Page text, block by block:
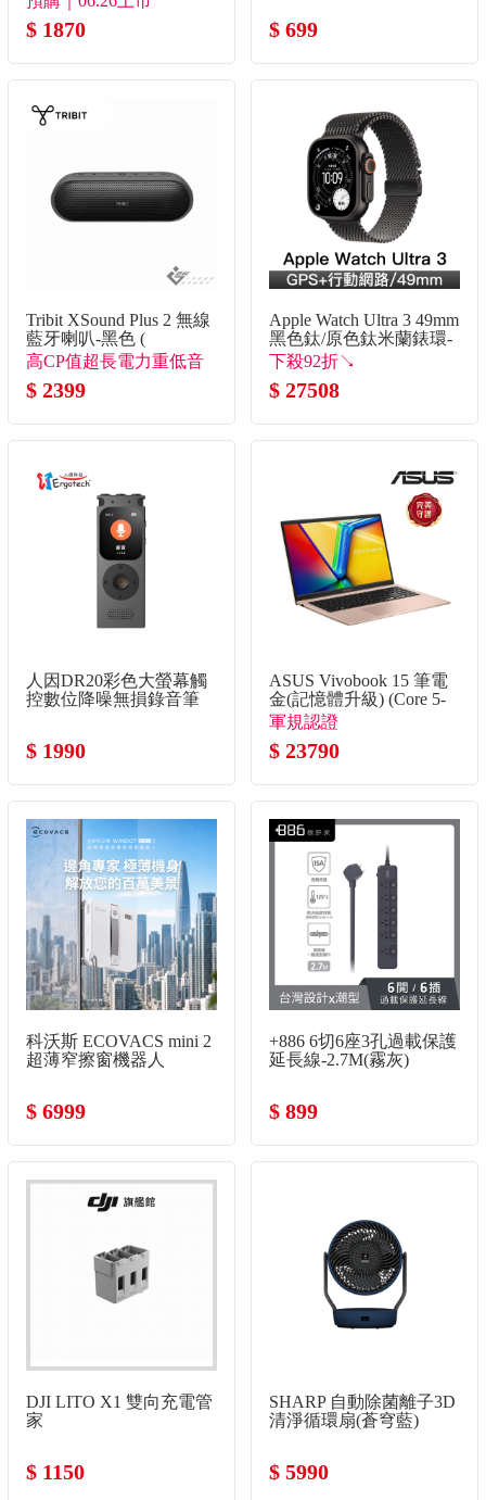
$ 1870 $ 699
Tribit XSound Plus 2 無線
藍牙喇叭-黑色 (
高CP值超長電力重低音
派對喇叭
$ 2399
Apple Watch Ultra 3 49mm
黑色鈦/原色鈦米蘭錶環-
L
下殺92折↘
$ 27508
人因DR20彩色大螢幕觸
控數位降噪無損錄音筆
$ 1990
ASUS Vivobook 15 筆電
金(記憶體升級) (Core 5-
120U/8G+8G/512G
SSD/W11)
軍規認證
$ 23790
科沃斯 ECOVACS mini 2
超薄窄擦窗機器人
$ 6999
+886 6切6座3孔過載保護
延長線-2.7M(霧灰)
$ 899
DJI LITO X1 雙向充電管
家
$ 1150
SHARP 自動除菌離子3D
清淨循環扇(蒼穹藍)
$ 5990